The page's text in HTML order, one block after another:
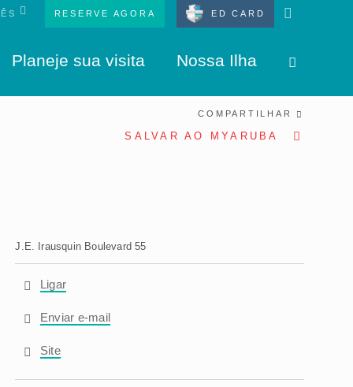
RESERVE AGORA ED CARD
Planeje sua visita Nossa Ilha
COMPARTILHAR
SALVAR AO MYARUBA
J.E. Irausquin Boulevard 55
Ligar
Enviar e-mail
Site